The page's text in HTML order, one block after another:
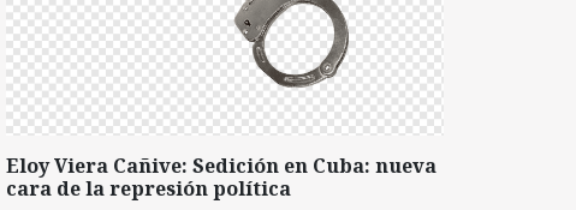
Eloy Viera Cañive: Sedición en Cuba: nueva
cara de la represión política